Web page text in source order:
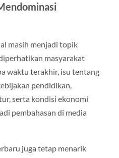
masih menjadi topik
masyarakat
waktu terakhir, isu tentang
pendidikan,
serta kondisi ekonomi
pembahasan di media
juga tetap menarik